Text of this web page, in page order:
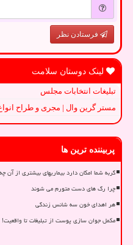
فرستادن نظر
لینک دوستان سلامت
تبلیغات انتخابات مجلس
مستر گرین وال | مجری و طراح
پربیننده ترین ها
گربه شما امکان دارد بیماریهای بیشتری از آن
چرا رگ های دست متورم می شوند
هر اهدای خون سه شانس زندگی
مکمل جوان سازی پوست از تبلیغات تا واقعیت!